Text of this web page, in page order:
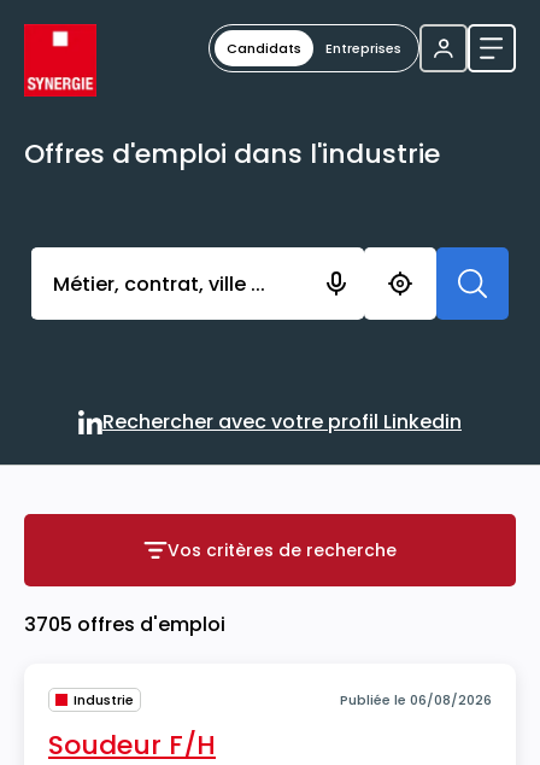
Candidats Entreprises
Offres d'emploi dans l'industrie
Activer l’élément pour lancer l’enregistrement.
Rechercher avec votre
Rechercher avec votre profil Linkedin
Vos critères de recherche
Vos critères de recherche
3705 offres d'emploi
Industrie Publiée le 06/08/2026
Soudeur F/H